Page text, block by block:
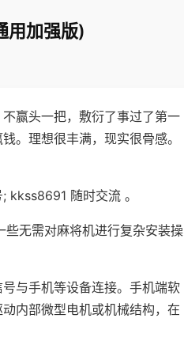
用加强版)
赢头一把，敷衍了事过了第一
。理想很丰满，现实很骨感。
kkss8691 随时交流 。
无需对麻将机进行复杂安装操
与手机等设备连接。手机端软
内部微型电机或机械结构，在